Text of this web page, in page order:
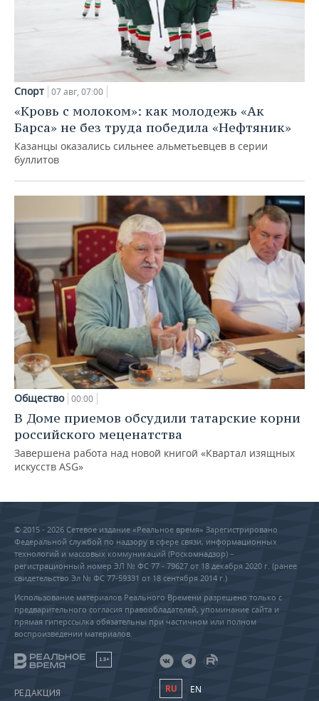
Спорт 07 авг, 07:00
«Кровь с молоком»: как молодежь «Ак
Барса» не без труда победила «Нефтяник»
Казанцы оказались сильнее альметьевцев в серии
буллитов
Общество 00:00
В Доме приемов обсудили татарские корни
российского меценатства
Завершена работа над новой книгой «Квартал изящных
искусств ASG»
© 2015 - 2026 Сетевое издание «Реальное время» Зарегистрировано
Федеральной службой по надзору в сфере связи, информационных
технологий и массовых коммуникаций (Роскомнадзор) –
регистрационный номер ЭЛ № ФС 77 - 79627 от 18 декабря 2020 г. (ранее
свидетельство Эл № ФС 77-59331 от 18 сентября 2014 г.)
Использование материалов Реального Времени разрешено только с
предварительного согласия правообладателей, упоминание сайта и
прямая гиперссылка обязательны при частичном или полном
воспроизведении материалов.
18+
РЕДАКЦИЯ RU EN